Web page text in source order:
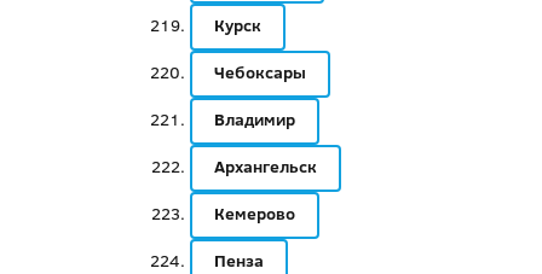
Курск
Чебоксары
Владимир
Архангельск
Кемерово
Пенза